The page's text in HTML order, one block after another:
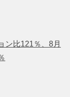
ン比121％、8月